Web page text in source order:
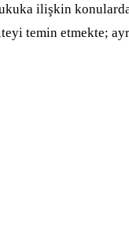
ilişkin
temin etmekte;